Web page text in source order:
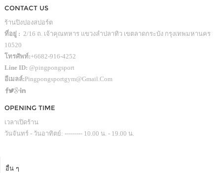
CONTACT US
ร้านปิงปองสปอร์ต
ที่อยู่ : 2/16 ถ. เจ้าคุณทหาร แขวงลำปลาทิว เขตลาดกระบัง กรุงเทพมหานคร
10520
โทรศัพท์:+6682-916-4252
Line ID: @pingpongsport
อีเมลล์:Pingpongsportgym@gmail.com
OPENING TIME
เวลาเปิดร้าน
วันจันทร์ - วันอาทิตย์: --------- 10.00 น. - 19.00 น.
อื่น ๆ